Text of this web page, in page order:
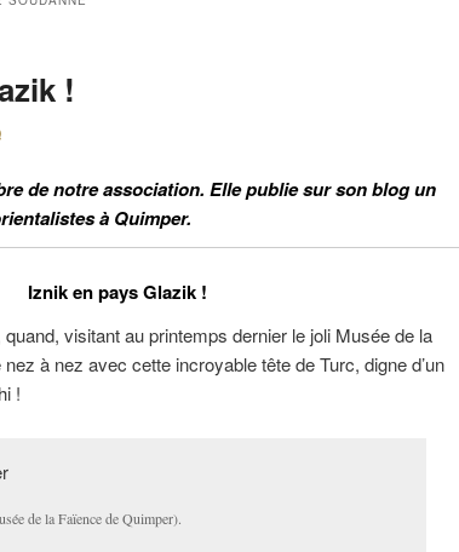
!
de notre association. Elle publie sur son blog un
à Quimper.
Iznik en pays Glazik !
visitant au printemps dernier le joli Musée de la
à nez avec cette incroyable tête de Turc, digne d’un
!
de la Faïence de Quimper).